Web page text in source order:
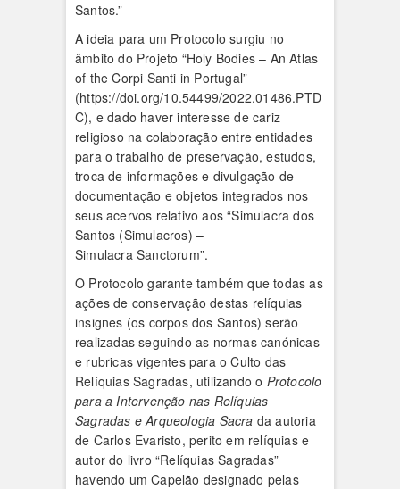
Santos.”
A ideia para um Protocolo surgiu no
âmbito do Projeto “Holy Bodies – An Atlas
of the Corpi Santi in Portugal”
(https://doi.org/10.54499/2022.01486.PTD
C), e dado haver interesse de cariz
religioso na colaboração entre entidades
para o trabalho de preservação, estudos,
troca de informações e divulgação de
documentação e objetos integrados nos
seus acervos relativo aos “Simulacra dos
Santos (Simulacros) –
Simulacra Sanctorum”.
O Protocolo garante também que todas as
ações de conservação destas relíquias
insignes (os corpos dos Santos) serão
realizadas seguindo as normas canónicas
e rubricas vigentes para o Culto das
Relíquias Sagradas, utilizando o Protocolo
para a Intervenção nas Relíquias
Sagradas e Arqueologia Sacra da autoria
de Carlos Evaristo, perito em relíquias e
autor do livro “Relíquias Sagradas”
havendo um Capelão designado pelas